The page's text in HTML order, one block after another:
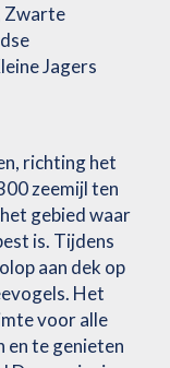
Zwarte
Jagers
richting het
zeemijl ten
gebied waar
is. Tijdens
aan dek op
Het
voor alle
en te genieten